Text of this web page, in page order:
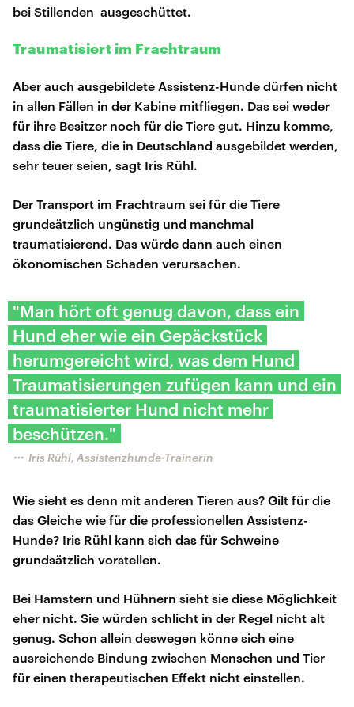
bei Stillenden ausgeschüttet.
Traumatisiert im Frachtraum
Aber auch ausgebildete Assistenz-Hunde dürfen nicht
in allen Fällen in der Kabine mitfliegen. Das sei weder
für ihre Besitzer noch für die Tiere gut. Hinzu komme,
dass die Tiere, die in Deutschland ausgebildet werden,
sehr teuer seien, sagt Iris Rühl.
Der Transport im Frachtraum sei für die Tiere
grundsätzlich ungünstig und manchmal
traumatisierend. Das würde dann auch einen
ökonomischen Schaden verursachen.
"Man hört oft genug davon, dass ein
Hund eher wie ein Gepäckstück
herumgereicht wird, was dem Hund
Traumatisierungen zufügen kann und ein
traumatisierter Hund nicht mehr
beschützen."
Iris Rühl, Assistenzhunde-Trainerin
Wie sieht es denn mit anderen Tieren aus? Gilt für die
das Gleiche wie für die professionellen Assistenz-
Hunde? Iris Rühl kann sich das für Schweine
grundsätzlich vorstellen.
Bei Hamstern und Hühnern sieht sie diese Möglichkeit
eher nicht. Sie würden schlicht in der Regel nicht alt
genug. Schon allein deswegen könne sich eine
ausreichende Bindung zwischen Menschen und Tier
für einen therapeutischen Effekt nicht einstellen.